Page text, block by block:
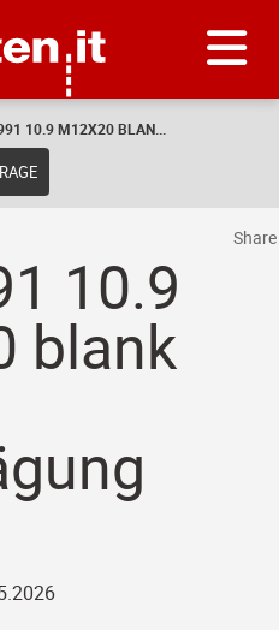
10.9 M12X20 BLAN...
10.9
blank
Share